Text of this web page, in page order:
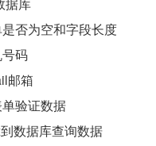
据库
否为空和字段长度
码
邮箱
验证数据
数据库查询数据